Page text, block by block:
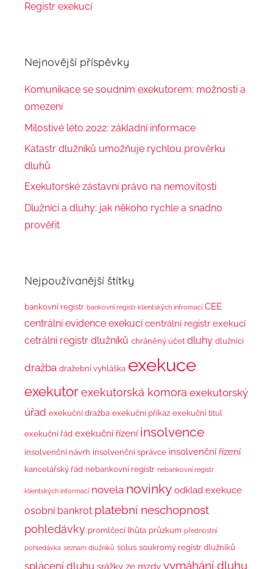
Registr exekucí
Nejnovější příspěvky
Komunikace se soudním exekutorem: možnosti a
omezení
Milostivé léto 2022: základní informace
Katastr dlužníků umožňuje rychlou prověrku
dluhů
Exekutorské zástavní právo na nemovitosti
Dlužníci a dluhy: jak někoho rychle a snadno
prověřit
Nejpoužívanější štítky
bankovní registr bankovní registr klientských infromací CEE
centrální evidence exekucí centrální registr exekucí
cetrální registr dlužníků chráněný účet dluhy dlužníci
dražba dražební vyhláška exekuce
exekutorexekutorská komora exekutorský
úřad exekuční dražba exekuční příkaz exekuční titul
exekuční řád exekuční řízení insolvence
insolvenční návrh insolvenční správce insolvenční řízení
kancelářský řád nebankovní registr nebankovní registr
klientských informací novela novinky odklad exekuce
osobní bankrot platební neschopnost
pohledávky promlčecí lhůta průzkum přednostní
pohledávka seznam dlužníků solus soukromý registr dlužníků
splácení dluhu srážky ze mzdy vymáhání dluhu